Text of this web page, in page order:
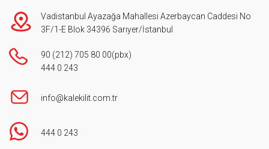
Vadistanbul Ayazağa Mahallesi Azerbaycan Caddesi No
3F/1-E Blok 34396 Sarıyer/İstanbul
90 (212) 705 80 00(pbx)
444 0 243
info@kalekilit.com.tr
444 0 243